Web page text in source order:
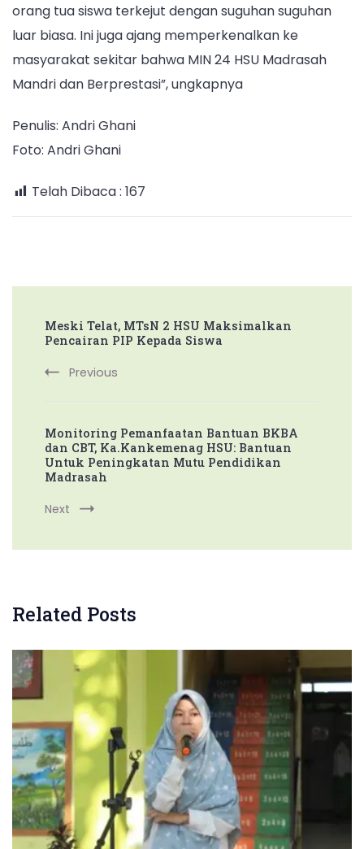
orang tua siswa terkejut dengan suguhan suguhan
luar biasa. Ini juga ajang memperkenalkan ke
masyarakat sekitar bahwa MIN 24 HSU Madrasah
Mandri dan Berprestasi”, ungkapnya
Penulis: Andri Ghani
Foto: Andri Ghani
Telah Dibaca : 167
Navigation
Meski Telat, MTsN 2 HSU Maksimalkan
Pencairan PIP Kepada Siswa
Previous
Monitoring Pemanfaatan Bantuan BKBA
dan CBT, Ka.Kankemenag HSU: Bantuan
Untuk Peningkatan Mutu Pendidikan
Madrasah
Next
Related Posts